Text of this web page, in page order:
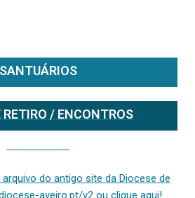
SANTUÁRIOS
RETIRO / ENCONTROS
do antigo site da Diocese de
aveiro.pt/v2 ou clique aqui!